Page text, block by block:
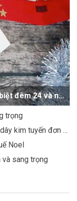
Đêm Giáng Sinh là ngày nào? Phân biệt đêm 24 và ngày 25/12
trọng
Top 7+ cách làm cây thông Noel bằng dây kim tuyến đơn giản, dễ thương
Noel
sang trọng